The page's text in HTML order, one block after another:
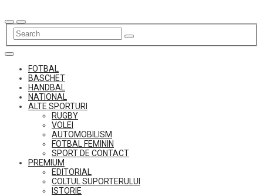
to
content
FOTBAL
BASCHET
HANDBAL
NATIONAL
ALTE SPORTURI
RUGBY
VOLEI
AUTOMOBILISM
FOTBAL FEMININ
SPORT DE CONTACT
PREMIUM
EDITORIAL
COLTUL SUPORTERULUI
ISTORIE